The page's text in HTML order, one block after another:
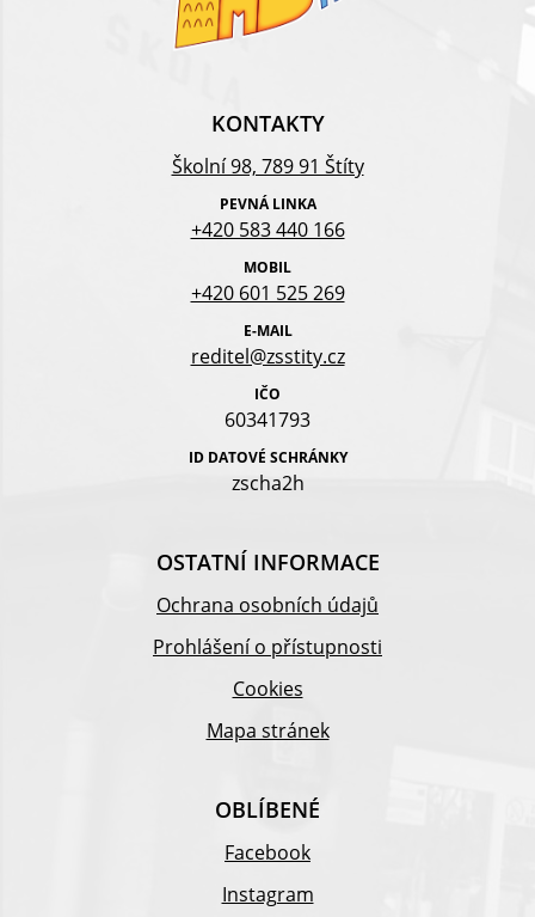
KONTAKTY
Školní 98, 789 91 Štíty
PEVNÁ LINKA
+420 583 440 166
MOBIL
+420 601 525 269
E-MAIL
reditel@zsstity.cz
IČO
60341793
ID DATOVÉ SCHRÁNKY
zscha2h
OSTATNÍ INFORMACE
Ochrana osobních údajů
Prohlášení o přístupnosti
Cookies
Mapa stránek
OBLÍBENÉ
Facebook
Instagram